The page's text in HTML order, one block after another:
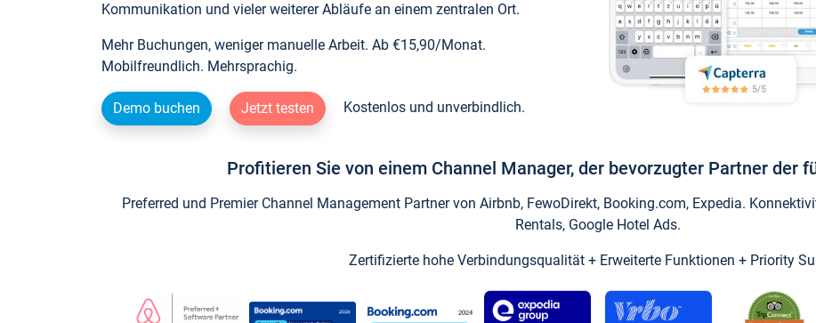
Kommunikation und vieler weiterer Abläufe an einem zentralen Ort.
Mehr Buchungen, weniger manuelle Arbeit. Ab €15,90/Monat.
Mobilfreundlich. Mehrsprachig.
Demo buchen Jetzt testen Kostenlos und unverbindlich.
Profitieren Sie von einem Channel Manager, der bevorzugter Partner der
Preferred und Premier Channel Management Partner von Airbnb, FewoDirekt, Booking.com, Expedia.
Rentals, Google Hotel Ads.
Zertifizierte hohe Verbindungsqualität + Erweiterte Funktionen + Priority